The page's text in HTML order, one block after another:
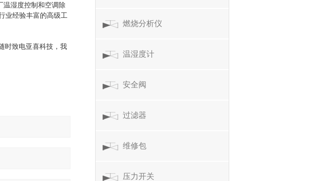
温湿度控制和空调除
业经验丰富的高级工
时致电亚喜科技 ，我
燃烧分析仪
温湿度计
安全阀
过滤器
维修包
压力开关